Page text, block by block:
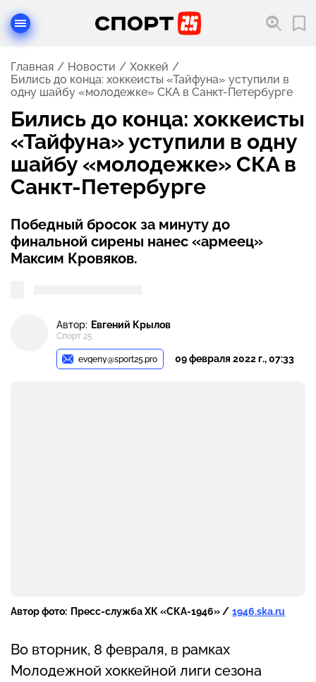
Главная Новости
Хоккей
Бились до конца: хоккеисты «Тайфуна» уступили в
одну шайбу «молодежке» СКА в Санкт-Петербурге
Бились до конца: хоккеисты
«Тайфуна» уступили в одну
шайбу «молодежке» СКА в
Санкт-Петербурге
Победный бросок за минуту до
финальной сирены нанес «армеец»
Максим Кровяков.
Автор: Евгений Крылов
Спорт 25
evgeny@sport25.pro 09 февраля 2022 г., 07:33
Автор фото: Пресс-служба ХК «СКА-1946» / 1946.ska.ru
Во вторник, 8 февраля, в рамках
Молодежной хоккейной лиги сезона